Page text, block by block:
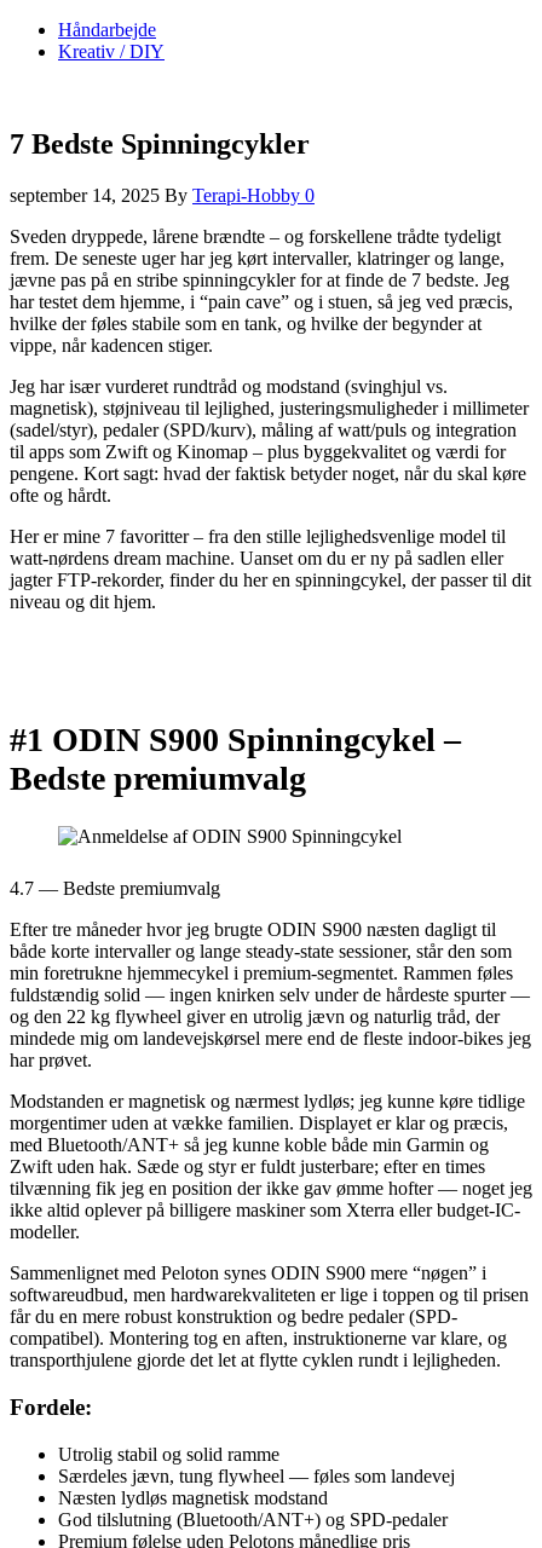
Håndarbejde
Kreativ / DIY
7 Bedste Spinningcykler
september 14, 2025 By Terapi-Hobby 0
Sveden dryppede, lårene brændte – og forskellene trådte tydeligt
frem. De seneste uger har jeg kørt intervaller, klatringer og lange,
jævne pas på en stribe spinningcykler for at finde de 7 bedste. Jeg
har testet dem hjemme, i “pain cave” og i stuen, så jeg ved præcis,
hvilke der føles stabile som en tank, og hvilke der begynder at
vippe, når kadencen stiger.
Jeg har især vurderet rundtråd og modstand (svinghjul vs.
magnetisk), støjniveau til lejlighed, justeringsmuligheder i millimeter
(sadel/styr), pedaler (SPD/kurv), måling af watt/puls og integration
til apps som Zwift og Kinomap – plus byggekvalitet og værdi for
pengene. Kort sagt: hvad der faktisk betyder noget, når du skal køre
ofte og hårdt.
Her er mine 7 favoritter – fra den stille lejlighedsvenlige model til
watt-nørdens dream machine. Uanset om du er ny på sadlen eller
jagter FTP-rekorder, finder du her en spinningcykel, der passer til dit
niveau og dit hjem.
#1 ODIN S900 Spinningcykel –
Bedste premiumvalg
4.7 — Bedste premiumvalg
Efter tre måneder hvor jeg brugte ODIN S900 næsten dagligt til
både korte intervaller og lange steady-state sessioner, står den som
min foretrukne hjemmecykel i premium-segmentet. Rammen føles
fuldstændig solid — ingen knirken selv under de hårdeste spurter —
og den 22 kg flywheel giver en utrolig jævn og naturlig tråd, der
mindede mig om landevejskørsel mere end de fleste indoor-bikes jeg
har prøvet.
Modstanden er magnetisk og nærmest lydløs; jeg kunne køre tidlige
morgentimer uden at vække familien. Displayet er klar og præcis,
med Bluetooth/ANT+ så jeg kunne koble både min Garmin og
Zwift uden hak. Sæde og styr er fuldt justerbare; efter en times
tilvænning fik jeg en position der ikke gav ømme hofter — noget jeg
ikke altid oplever på billigere maskiner som Xterra eller budget-IC-
modeller.
Sammenlignet med Peloton synes ODIN S900 mere “nøgen” i
softwareudbud, men hardwarekvaliteten er lige i toppen og til prisen
får du en mere robust konstruktion og bedre pedaler (SPD-
compatibel). Montering tog en aften, instruktionerne var klare, og
transporthjulene gjorde det let at flytte cyklen rundt i lejligheden.
Fordele:
Utrolig stabil og solid ramme
Særdeles jævn, tung flywheel — føles som landevej
Næsten lydløs magnetisk modstand
God tilslutning (Bluetooth/ANT+) og SPD-pedaler
Premium følelse uden Pelotons månedlige pris